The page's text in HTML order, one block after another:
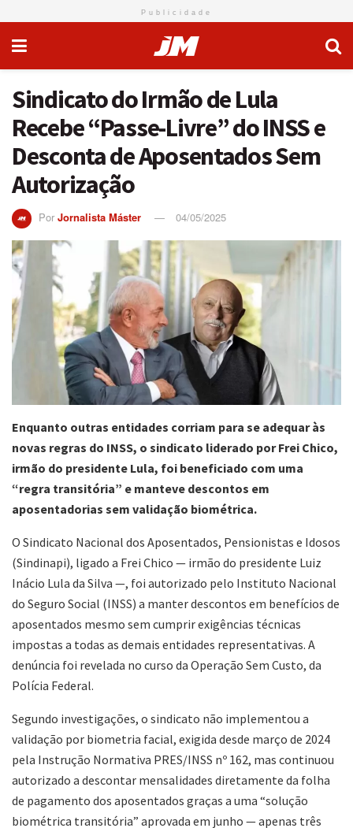
Publicidade
Sindicato do Irmão de Lula
Recebe “Passe-Livre” do INSS e
Desconta de Aposentados Sem
Autorização
Por Jornalista Máster 04/05/2025
Enquanto outras entidades corriam para se adequar às
novas regras do INSS, o sindicato liderado por Frei Chico,
irmão do presidente Lula, foi beneficiado com uma
“regra transitória” e manteve descontos em
aposentadorias sem validação biométrica.
O Sindicato Nacional dos Aposentados, Pensionistas e Idosos
(Sindinapi), ligado a Frei Chico — irmão do presidente Luiz
Inácio Lula da Silva —, foi autorizado pelo Instituto Nacional
do Seguro Social (INSS) a manter descontos em benefícios de
aposentados mesmo sem cumprir exigências técnicas
impostas a todas as demais entidades representativas. A
denúncia foi revelada no curso da Operação Sem Custo, da
Polícia Federal.
Segundo investigações, o sindicato não implementou a
validação por biometria facial, exigida desde março de 2024
pela Instrução Normativa PRES/INSS nº 162, mas continuou
autorizado a descontar mensalidades diretamente da folha
de pagamento dos aposentados graças a uma “solução
biométrica transitória” aprovada em junho — apenas três